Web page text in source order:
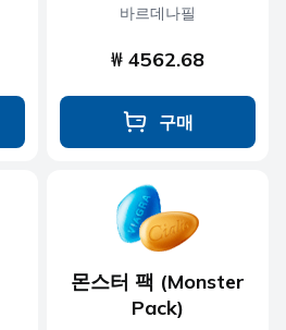
바르데나필
₩ 4562.68
구매
몬스터 팩 (Monster
Pack)